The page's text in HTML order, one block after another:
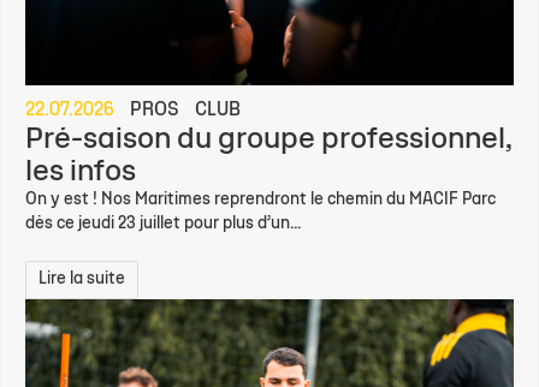
22.07.2026 PROS CLUB
Pré-saison du groupe professionnel,
les infos
On y est ! Nos Maritimes reprendront le chemin du MACIF Parc
dès ce jeudi 23 juillet pour plus d’un...
Lire la suite